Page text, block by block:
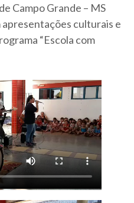
Campo Grande – MS
culturais e
“Escola com